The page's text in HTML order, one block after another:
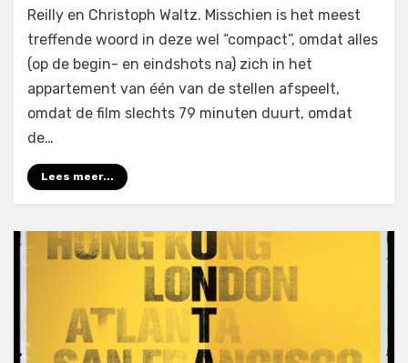
Reilly en Christoph Waltz. Misschien is het meest
treffende woord in deze wel “compact”, omdat alles
(op de begin- en eindshots na) zich in het
appartement van één van de stellen afspeelt,
omdat de film slechts 79 minuten duurt, omdat
de…
Lees meer...